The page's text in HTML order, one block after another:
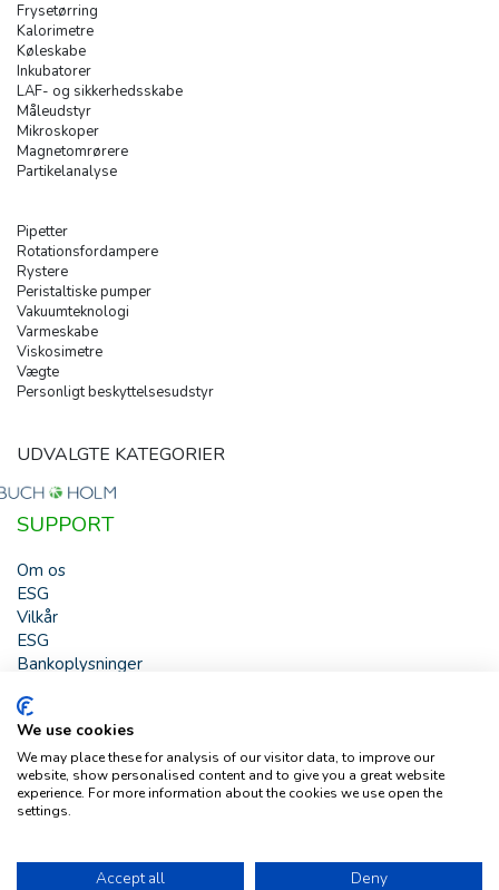
Frysetørring
Kalorimetre
Køleskabe
Inkubatorer
LAF- og sikkerhedsskabe
Måleudstyr
Mikroskoper
Magnetomrørere
Partikelanalyse
Pipetter
Rotationsfordampere
Rystere
Peristaltiske pumper
Vakuumteknologi
Varmeskabe
Viskosimetre
Vægte
Personligt beskyttelsesudstyr
UDVALGTE KATEGORIER
SUPPORT
Om os
ESG
Vilkår
ESG
Bankoplysninger
HJÆLP
Buch & Holm A/S - Marielundvej 39 - DK-2730 Herlev -
Tlf. +45 44 54 00 00 - e-mail:b-h@buch-holm.dk- CVR-nr.:
DK-19993345
We use cookies
We may place these for analysis of our visitor data, to improve our
website, show personalised content and to give you a great website
experience. For more information about the cookies we use open the
settings.
Accept all Deny